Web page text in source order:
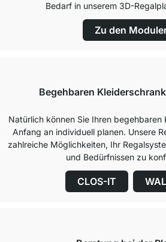
Bedarf in unserem 3D-
Zu den
Begehbaren
Natürlich können Sie Ihren begehbaren
Anfang an individuell planen. Unsere
zahlreiche Möglichkeiten, Ihr
und Bedürfnissen zu
CLOS-IT